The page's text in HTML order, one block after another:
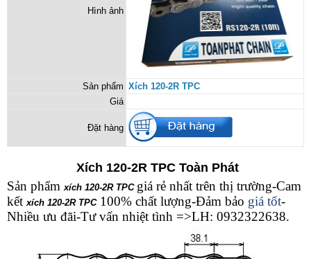
Hình ảnh
Sản phẩm Xích 120-2R TPC
Giá
Đặt hàng
Xích 120-2R TPC Toàn Phát
Sản phẩmxích 120-2R TPC giá rẻ nhất trên thị trường-Cam
kếtxích 120-2R TPC100% chất lượng-Đảm bảo giá tốt-
Nhiều ưu đãi-Tư vấn nhiệt tình =>LH: 0932322638.